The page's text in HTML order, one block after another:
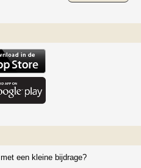
met een kleine bijdrage?